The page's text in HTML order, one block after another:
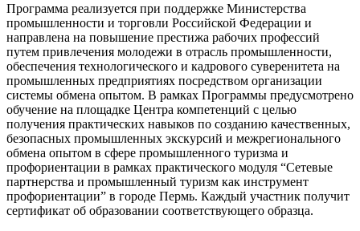
Программа реализуется при поддержке Министерства
промышленности и торговли Российской Федерации и
направлена на повышение престижа рабочих профессий
путем привлечения молодежи в отрасль промышленности,
обеспечения технологического и кадрового суверенитета на
промышленных предприятиях посредством организации
системы обмена опытом. В рамках Программы предусмотрено
обучение на площадке Центра компетенций с целью
получения практических навыков по созданию качественных,
безопасных промышленных экскурсий и межрегионального
обмена опытом в сфере промышленного туризма и
профориентации в рамках практического модуля “Сетевые
партнерства и промышленный туризм как инструмент
профориентации” в городе Пермь. Каждый участник получит
сертификат об образовании соответствующего образца.